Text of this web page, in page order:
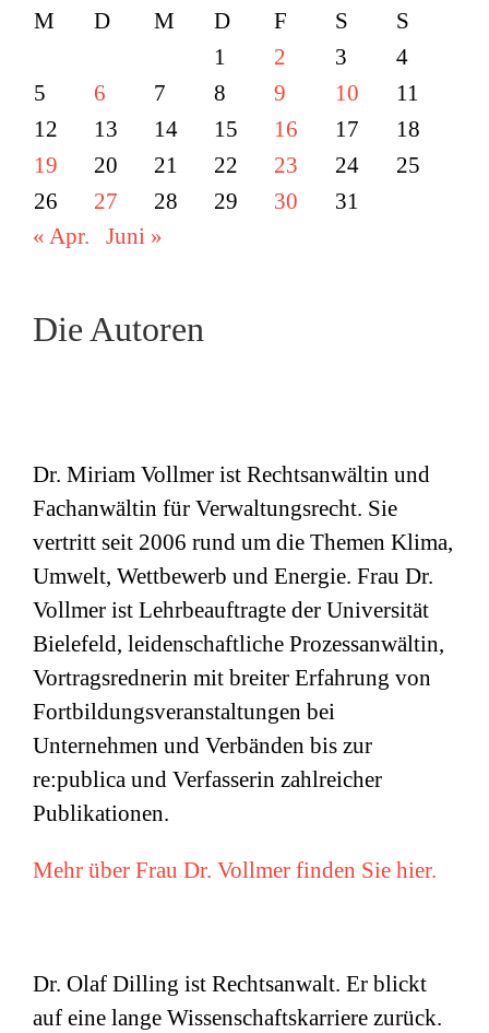
M
D M D F S
S
1
2 3
4
5
6 7 8 9 10
11
12
13 14 15 16 17
18
19
20 21 22 23 24
25
26
27 28 29 30
31
« Apr.
Juni »
Die Autoren
Dr. Miriam Vollmer ist Rechtsanwältin und
Fachanwältin für Verwaltungsrecht. Sie
vertritt seit 2006 rund um die Themen Klima,
Umwelt, Wettbewerb und Energie. Frau Dr.
Vollmer ist Lehrbeauftragte der Universität
Bielefeld, leidenschaftliche Prozessanwältin,
Vortragsrednerin mit breiter Erfahrung von
Fortbildungsveranstaltungen bei
Unternehmen und Verbänden bis zur
re:publica und Verfasserin zahlreicher
Publikationen.
Mehr über Frau Dr. Vollmer finden Sie hier.
Dr. Olaf Dilling ist Rechtsanwalt. Er blickt
auf eine lange Wissenschaftskarriere zurück.